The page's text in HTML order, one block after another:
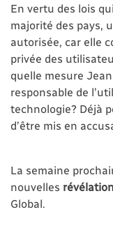
En vertu des lois
majorité des pays,
autorisée, car elle
privée des
quelle mesure
responsable de
technologie? Déjà
d’être mis en
La semaine
nouvelles
Global.